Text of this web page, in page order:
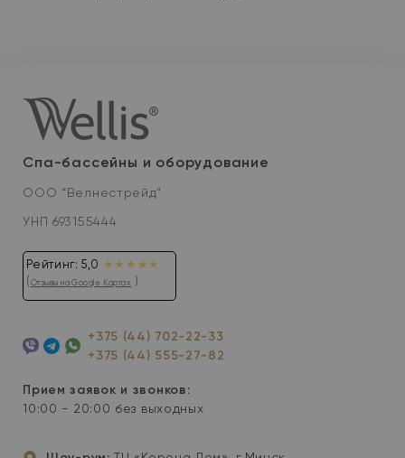
Спа-бассейны и оборудование
ООО “Велнестрейд”
УНП 693155444
Рейтинг: 5,0 ★★★★★
( Отзывы на Google Картах )
Telegram
WhatsApp
+375 (44) 702-22-33
+375 (44) 555-27-82
Прием заявок и звонков:
10:00 - 20:00 без выходных